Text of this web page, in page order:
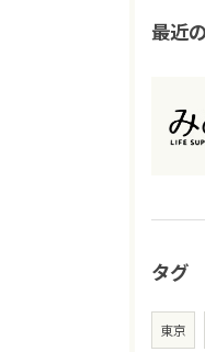
最近
タグ
東京